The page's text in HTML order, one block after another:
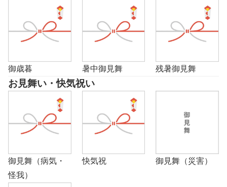
御歳暮 暑中御見舞 残暑御見舞
お見舞い・快気祝い
御見舞（病気・
怪我）
快気祝 御見舞（災害）